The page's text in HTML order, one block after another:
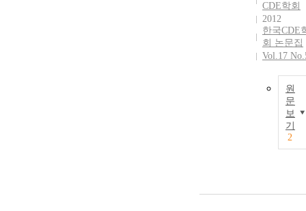
CDE학회
2012
한국CDE
회 논문집
Vol.17
원
문
보
기
2